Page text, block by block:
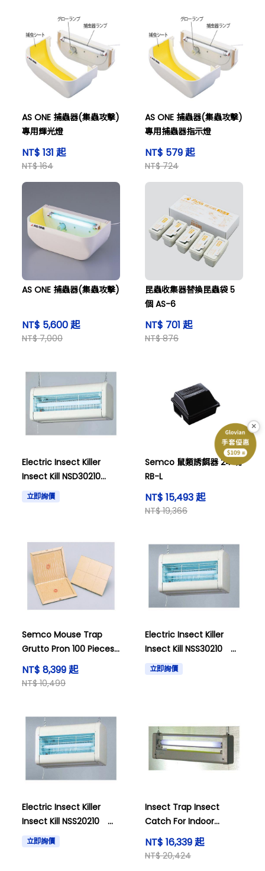
AS ONE 捕蟲器(集蟲攻擊)
專用輝光燈
NT$ 131 起
NT$ 164
AS ONE 捕蟲器(集蟲攻擊)
專用捕蟲器指示燈
NT$ 579 起
NT$ 724
AS ONE 捕蟲器(集蟲攻擊)
NT$ 5,600 起
NT$ 7,000
昆蟲收集器替換昆蟲袋 5
個 AS-6
NT$ 701 起
NT$ 876
Electric Insect Killer
Insect Kill NSD30210
Stainless Steel 1188410
立即詢價
Semco 鼠類誘餌器 24 塊
RB-L
NT$ 15,493 起
NT$ 19,366
Semco Mouse Trap
Grutto Pron 100 Pieces
and others
NT$ 8,399 起
NT$ 10,499
Electric Insect Killer
Insect Kill NSS30210
1188510
立即詢價
Electric Insect Killer
Insect Kill NSS20210
6249710
立即詢價
Insect Trap Insect
Catch For Indoor
SIC20100 Type
8050500
NT$ 16,339 起
NT$ 20,424
×